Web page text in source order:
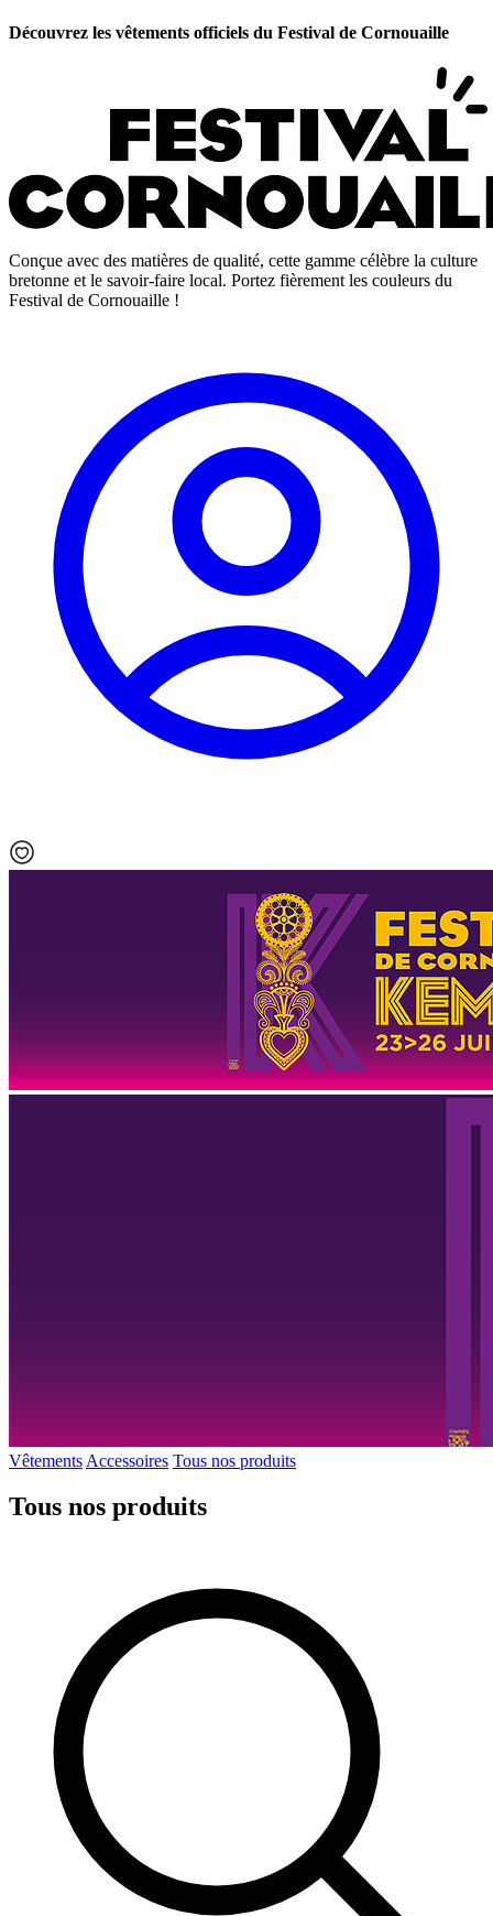
Découvrez les vêtements officiels du Festival de Cornouaille
Conçue avec des matières de qualité, cette gamme célèbre la culture
bretonne et le savoir-faire local. Portez fièrement les couleurs du
Festival de Cornouaille !
Vêtements Accessoires Tous nos produits
Tous nos produits